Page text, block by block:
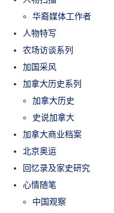
华裔媒体工作者
人物特写
农场访谈系列
加国采风
加拿大历史系列
加拿大历史
史说加拿大
加拿大商业档案
北京奥运
回忆录及家史研究
心情随笔
中国观察